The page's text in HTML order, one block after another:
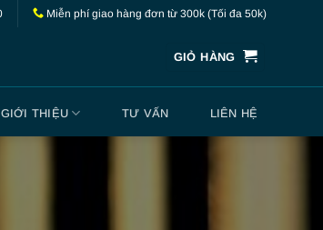
Miễn phí giao hàng đơn từ 300k (Tối đa 50k)
GIỎ HÀNG
GIỚI THIỆU TƯ VẤN LIÊN HỆ